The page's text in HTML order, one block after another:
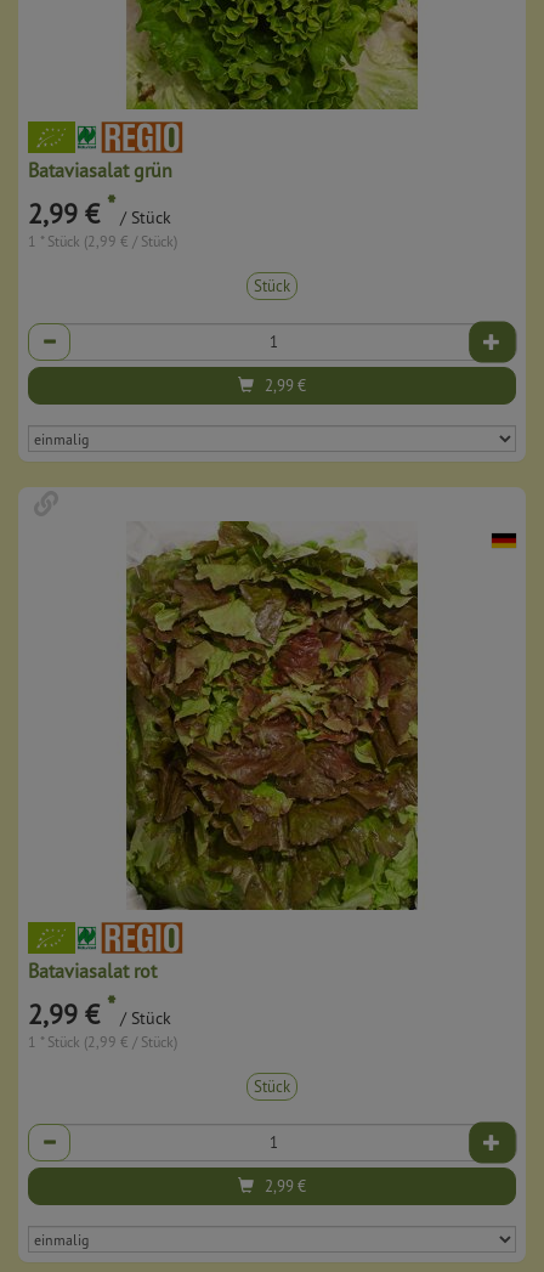
Bataviasalat grün
2,99 € * / Stück
1 * Stück (2,99 € / Stück)
Stück
Anzahl
2,99€
Bataviasalat rot
2,99 € * / Stück
1 * Stück (2,99 € / Stück)
Stück
Anzahl
2,99€